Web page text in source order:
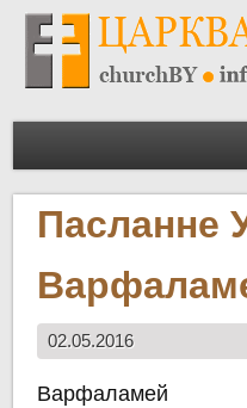
Пасланне
02.05.2016
Варфаламей